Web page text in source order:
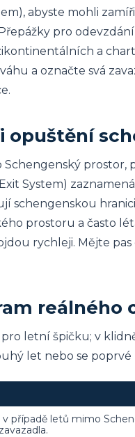
abyste mohli
pro
a
a označte svá
opuštění
System)
schengenskou
prostoru a často
rychleji. Mějte
reálného
letní špičku; v
let nebo se poprvé
případě letů mimo